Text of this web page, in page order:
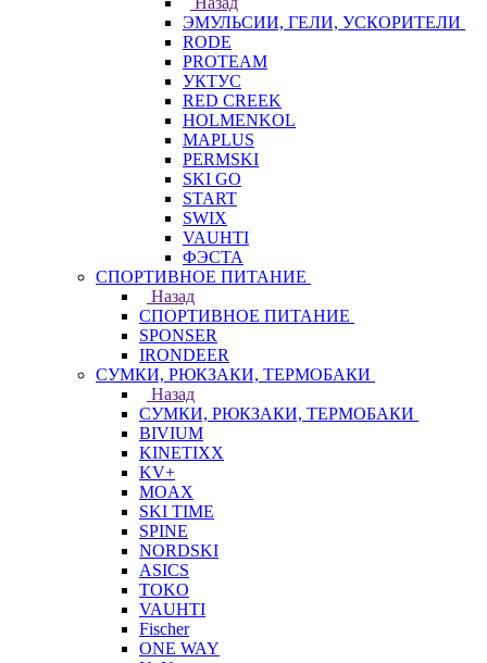
ЭМУЛЬСИИ, ГЕЛИ, УСКОРИТЕЛИ
RODE
PROTEAM
УКТУС
RED CREEK
HOLMENKOL
MAPLUS
PERMSKI
SKI GO
START
SWIX
VAUHTI
ФЭСТА
СПОРТИВНОЕ ПИТАНИЕ
Назад
СПОРТИВНОЕ ПИТАНИЕ
SPONSER
IRONDEER
СУМКИ, РЮКЗАКИ, ТЕРМОБАКИ
Назад
СУМКИ, РЮКЗАКИ, ТЕРМОБАКИ
BIVIUM
KINETIXX
KV+
MOAX
SKI TIME
SPINE
NORDSKI
ASICS
TOKO
VAUHTI
Fischer
ONE WAY